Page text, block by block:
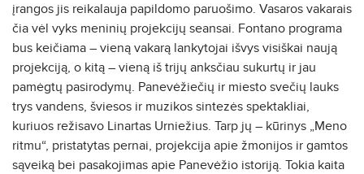
įrangos jis reikalauja papildomo paruošimo. Vasaros vakarais
čia vėl vyks meninių projekcijų seansai. Fontano programa
bus keičiama – vieną vakarą lankytojai išvys visiškai naują
projekciją, o kitą – vieną iš trijų anksčiau sukurtų ir jau
pamėgtų pasirodymų. Panevėžiečių ir miesto svečių lauks
trys vandens, šviesos ir muzikos sintezės spektakliai,
kuriuos režisavo Linartas Urniežius. Tarp jų – kūrinys „Meno
ritmu“, pristatytas pernai, projekcija apie žmonijos ir gamtos
sąveiką bei pasakojimas apie Panevėžio istoriją. Tokia kaita